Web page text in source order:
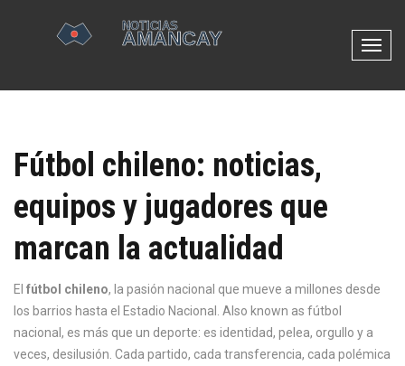
N
v
e
a
l
Fútbol chileno: noticias,
equipos y jugadores que
marcan la actualidad
El fútbol chileno, la pasión nacional que mueve a millones desde
los barrios hasta el Estadio Nacional
. Also known as fútbol
nacional , es más que un deporte: es identidad, pelea, orgullo y a
veces, desilusión. Cada partido, cada transferencia, cada polémica